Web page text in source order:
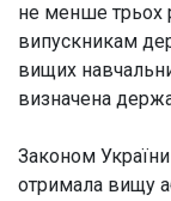
не менше трьох
випускникам
вищих
визначена
Законом
отримала вищу